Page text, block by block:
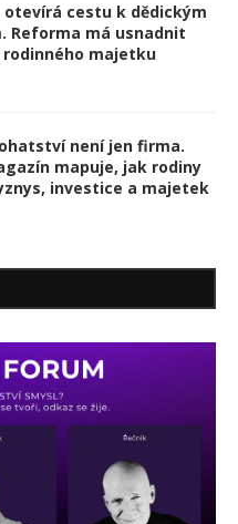
otevírá cestu k dědickým
Reforma má usnadnit
rodinného majetku
není jen firma.
mapuje, jak rodiny
investice a majetek